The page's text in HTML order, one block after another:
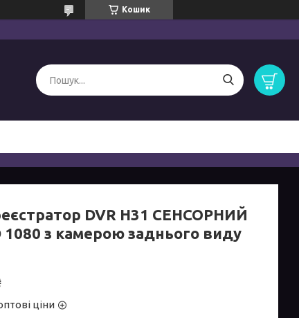
Кошик
DVR H31 СЕНСОРНИЙ
1080 з камерою заднього виду
ціни